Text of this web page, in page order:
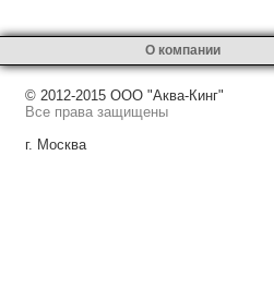
О компании
© 2012-2015 ООО "Аква-Кинг"
Все права защищены
г. Москва